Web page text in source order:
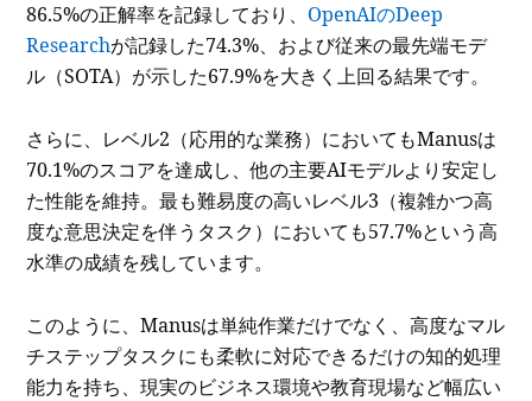
86.5%の正解率を記録しており、 OpenAIのDeep
Researchが記録した74.3%、および従来の最先端モデ
ル（SOTA）が示した67.9%を大きく上回る結果です。
さらに、レベル2（応用的な業務）においてもManusは
70.1%のスコアを達成し、他の主要AIモデルより安定し
た性能を維持。最も難易度の高いレベル3（複雑かつ高
度な意思決定を伴うタスク）においても57.7%という高
水準の成績を残しています。
このように、Manusは単純作業だけでなく、高度なマル
チステップタスクにも柔軟に対応できるだけの知的処理
能力を持ち、現実のビジネス環境や教育現場など幅広い